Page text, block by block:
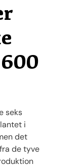
seks
i
det
de tyve